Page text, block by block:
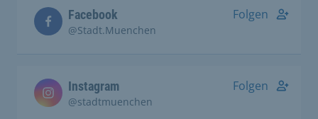
Facebook
@Stadt.Muenchen
Folgen
Instagram
@stadtmuenchen
Folgen